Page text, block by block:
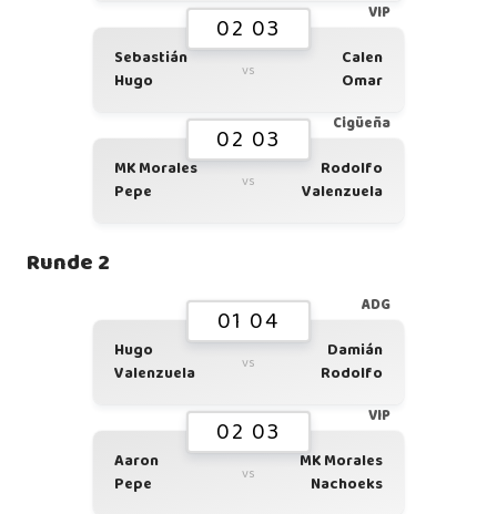
VIP
02 03
Sebastián
Hugo
vs
Calen
Omar
Cigüeña
02 03
MK Morales
Pepe
vs
Rodolfo
Valenzuela
Runde 2
ADG
01 04
Hugo
Valenzuela
vs
Damián
Rodolfo
VIP
02 03
Aaron
Pepe
vs
MK Morales
Nachoeks